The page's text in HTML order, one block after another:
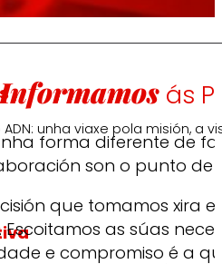
unha viaxe pola misión, a
Informamos ás
forma diferente de
son o punto
que tomamos xira
as súas
e compromiso é a